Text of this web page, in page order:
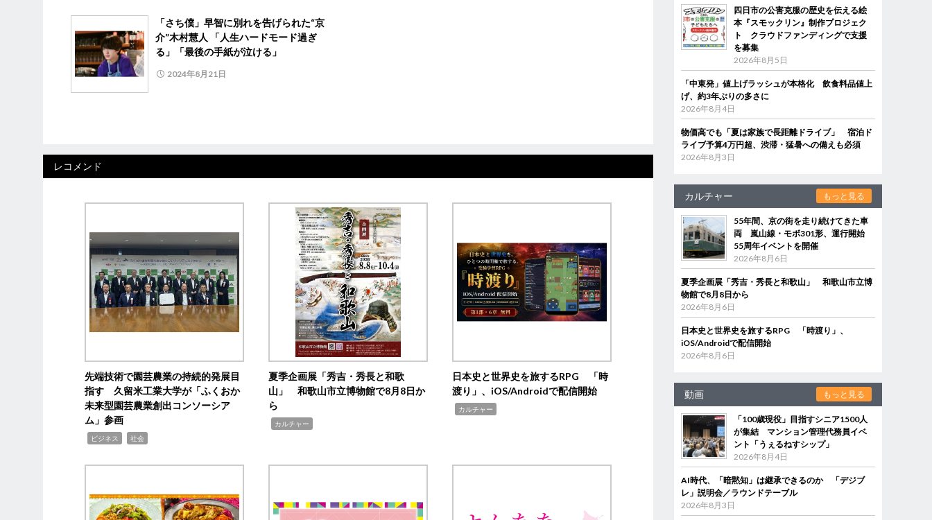
「さち僕」早智に別れを告げられた“京
介”木村慧人 「人生ハードモード過ぎ
る」「最後の手紙が泣ける」
2024年8月21日
レコメンド
先端技術で園芸農業の持続的発展目
指す 久留米工業大学が「ふくおか
未来型園芸農業創出コンソーシア
ム」参画
ビジネス 社会
夏季企画展「秀吉・秀長と和歌
山」 和歌山市立博物館で8月8日か
ら
カルチャー
日本史と世界史を旅するRPG 「時
渡り」、iOS/Androidで配信開始
カルチャー
四日市の公害克服の歴史を伝える絵
本『スモックリン』制作プロジェク
ト クラウドファンディングで支援
を募集
2026年8月5日
「中東発」値上げラッシュが本格化 飲食料品値上
げ、約3年ぶりの多さに
2026年8月4日
物価高でも「夏は家族で長距離ドライブ」 宿泊ド
ライブ予算4万円超、渋滞・猛暑への備えも必須
2026年8月3日
カルチャー もっと見る
55年間、京の街を走り続けてきた車
両 嵐山線・モボ301形、運行開始
55周年イベントを開催
2026年8月6日
夏季企画展「秀吉・秀長と和歌山」 和歌山市立博
物館で8月8日から
2026年8月6日
日本史と世界史を旅するRPG 「時渡り」、
iOS/Androidで配信開始
2026年8月6日
動画 もっと見る
「100歳現役」目指すシニア1500人
が集結 マンション管理代務員イベ
ント「うぇるねすシップ」
2026年8月4日
AI時代、「暗黙知」は継承できるのか 「デジブ
レ」説明会／ラウンドテーブル
2026年8月3日